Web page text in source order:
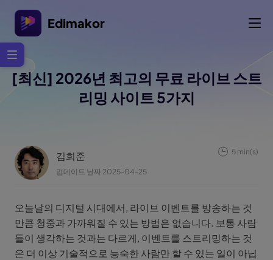
Edimakor
[최신] 2026년 최고의 무료 라이브 스트
리밍 사이트 5가지
김희준
업데이트 날짜 2025-04-25
5 min(s)
오늘날의 디지털 시대에서, 라이브 이벤트를 방송하는 것
만큼 청중과 가까워질 수 있는 방법은 없습니다. 보통 사람
들이 생각하는 것과는 다르게, 이벤트를 스트리밍하는 것
은 더 이상 기술적으로 능숙한 사람만 할 수 있는 일이 아닙